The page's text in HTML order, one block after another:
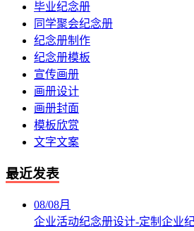
毕业纪念册
同学聚会纪念册
纪念册制作
纪念册模板
宣传画册
画册设计
画册封面
模板欣赏
文字文案
最近发表
08/08月
企业活动纪念册设计-定制企业